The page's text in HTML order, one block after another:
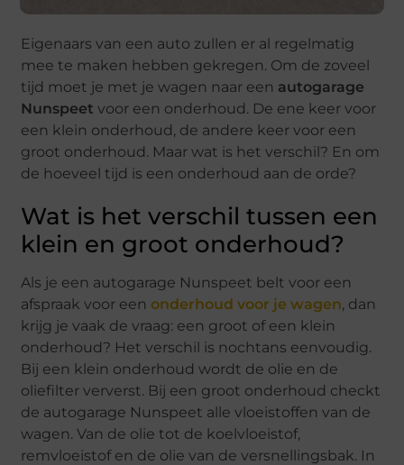
Eigenaars van een auto zullen er al regelmatig
mee te maken hebben gekregen. Om de zoveel
tijd moet je met je wagen naar een autogarage
Nunspeet voor een onderhoud. De ene keer voor
een klein onderhoud, de andere keer voor een
groot onderhoud. Maar wat is het verschil? En om
de hoeveel tijd is een onderhoud aan de orde?
Wat is het verschil tussen een
klein en groot onderhoud?
Als je een autogarage Nunspeet belt voor een
afspraak voor eenonderhoud voor je wagen, dan
krijg je vaak de vraag: een groot of een klein
onderhoud? Het verschil is nochtans eenvoudig.
Bij een klein onderhoud wordt de olie en de
oliefilter ververst. Bij een groot onderhoud checkt
de autogarage Nunspeet alle vloeistoffen van de
wagen. Van de olie tot de koelvloeistof,
remvloeistof en de olie van de versnellingsbak. In